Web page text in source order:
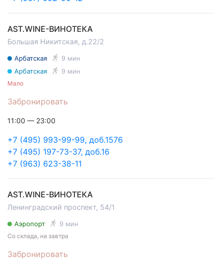
AST.WINE-ВИНОТЕКА
Большая Никитская, д.22/2
Арбатская
9 мин
Арбатская
9 мин
Забронировать
Мало
+7 (495) 993-99-99, доб.1576
+7 (495) 197-73-37, доб.16
+7 (963) 623-38-11
11:00 — 23:00
AST.WINE-ВИНОТЕКА
Ленинградский проспект, 54/1
Аэропорт 9 мин
Забронировать
Со склада, на завтра